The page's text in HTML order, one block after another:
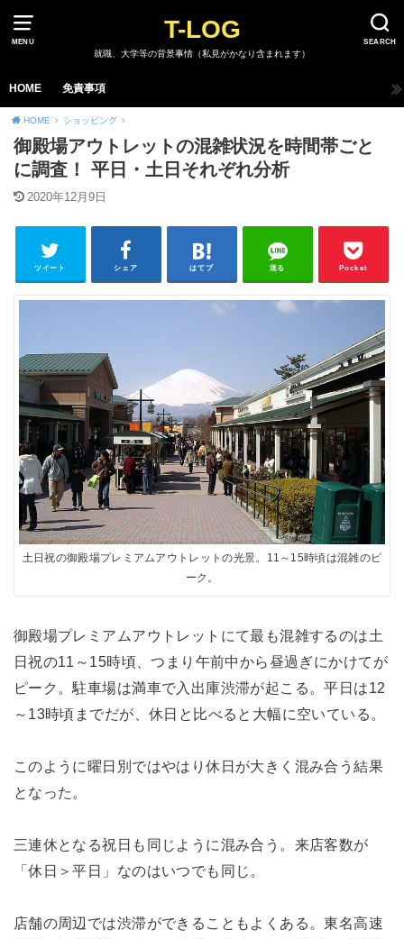
MENU SEARCH
T-LOG
就職、大学等の背景事情（私見がかなり含まれます）
HOME 免責事項
HOME ショッピング
御殿場アウトレットの混雑状況を時間帯ごと
に調査！ 平日・土日それぞれ分析
2020年12月9日
ツイート シェア はてブ 送る Pocket
土日祝の御殿場プレミアムアウトレットの光景。11～15時頃は混雑のピ
ーク。
御殿場プレミアムアウトレットにて最も混雑するのは土
日祝の11～15時頃、つまり午前中から昼過ぎにかけてが
ピーク。駐車場は満車で入出庫渋滞が起こる。平日は12
～13時頃までだが、休日と比べると大幅に空いている。
このように曜日別ではやはり休日が大きく混み合う結果
となった。
三連休となる祝日も同じように混み合う。来店客数が
「休日＞平日」なのはいつでも同じ。
店舗の周辺では渋滞ができることもよくある。東名高速